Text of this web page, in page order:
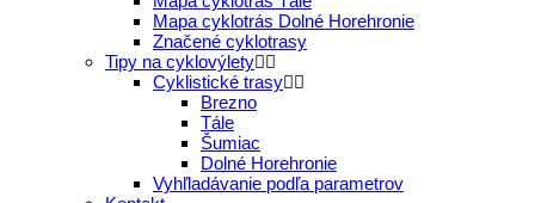
Mapa cyklotrás Dolné Horehronie
Značené cyklotrasy
Tipy na cyklovýlety
Cyklistické trasy
Brezno
Tále
Šumiac
Dolné Horehronie
Vyhľladávanie podľa parametrov